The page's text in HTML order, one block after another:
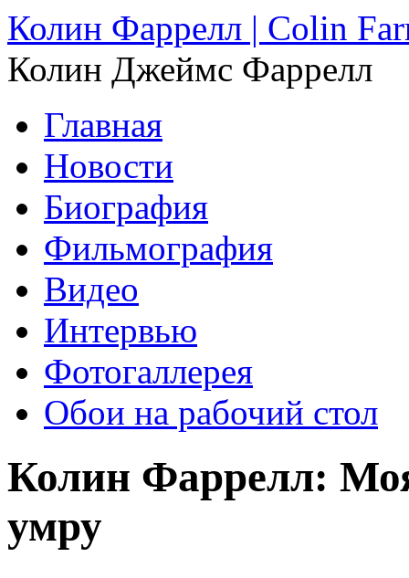
Колин Фаррелл | Colin
Колин Джеймс Фаррелл
Главная
Новости
Биография
Фильмография
Видео
Интервью
Фотогаллерея
Обои на рабочий стол
Колин Фаррелл:
умру